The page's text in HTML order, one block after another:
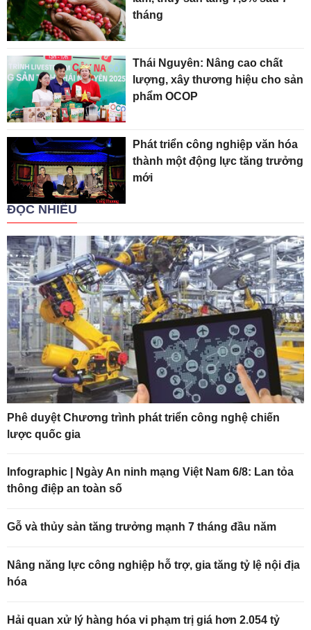
tháng
Thái Nguyên: Nâng cao chất
lượng, xây thương hiệu cho sản
phẩm OCOP
Phát triển công nghiệp văn hóa
thành một động lực tăng trưởng
mới
ĐỌC NHIỀU
Phê duyệt Chương trình phát triển công nghệ chiến
lược quốc gia
Infographic | Ngày An ninh mạng Việt Nam 6/8: Lan tỏa
thông điệp an toàn số
Gỗ và thủy sản tăng trưởng mạnh 7 tháng đầu năm
Nâng năng lực công nghiệp hỗ trợ, gia tăng tỷ lệ nội địa
hóa
Hải quan xử lý hàng hóa vi phạm trị giá hơn 2.054 tỷ